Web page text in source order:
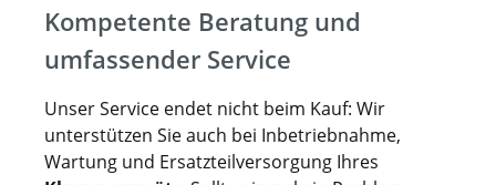
Kompetente Beratung und
umfassender Service
Unser Service endet nicht beim Kauf: Wir
unterstützen Sie auch bei Inbetriebnahme,
Wartung und Ersatzteilversorgung Ihres